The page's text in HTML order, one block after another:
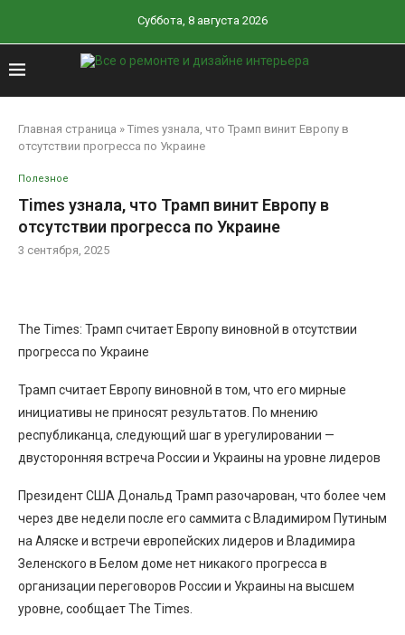
Суббота, 8 августа 2026
Главная страница » Times узнала, что Трамп винит Европу в
отсутствии прогресса по Украине
Полезное
Times узнала, что Трамп винит Европу в
отсутствии прогресса по Украине
3 сентября, 2025
The Times: Трамп считает Европу виновной в отсутствии
прогресса по Украине
Трамп считает Европу виновной в том, что его мирные
инициативы не приносят результатов. По мнению
республиканца, следующий шаг в урегулировании —
двусторонняя встреча России и Украины на уровне лидеров
Президент США Дональд Трамп разочарован, что более чем
через две недели после его саммита с Владимиром Путиным
на Аляске и встречи европейских лидеров и Владимира
Зеленского в Белом доме нет никакого прогресса в
организации переговоров России и Украины на высшем
уровне, сообщает The Times.